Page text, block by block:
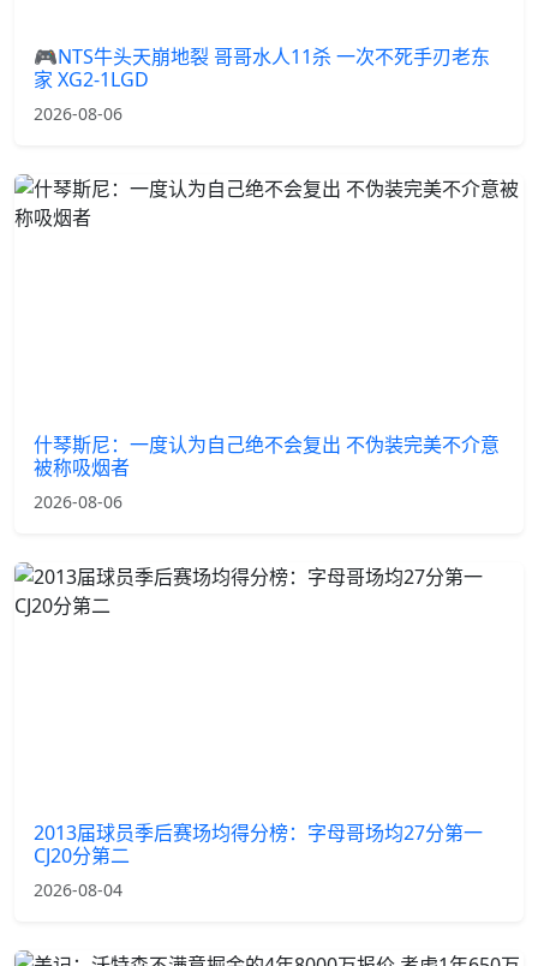
🎮NTS牛头天崩地裂 哥哥水人11杀 一次不死手刃老东
家 XG2-1LGD
2026-08-06
什琴斯尼：一度认为自己绝不会复出 不伪装完美不介意
被称吸烟者
2026-08-06
2013届球员季后赛场均得分榜：字母哥场均27分第一
CJ20分第二
2026-08-04